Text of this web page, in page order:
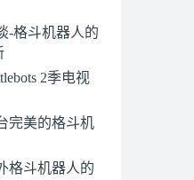
-格斗机器人的
2季电视
完美的格斗机
格斗机器人的